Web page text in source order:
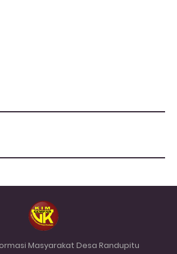
Masyarakat Desa Randupitu